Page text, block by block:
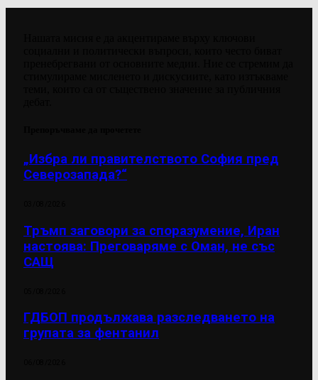
„Избра ли правителството София пред
Северозапада?“
Тръмп заговори за споразумение, Иран
настоява: Преговаряме с Оман, не със
САЩ
ГДБОП продължава разследването на
групата за фентанил